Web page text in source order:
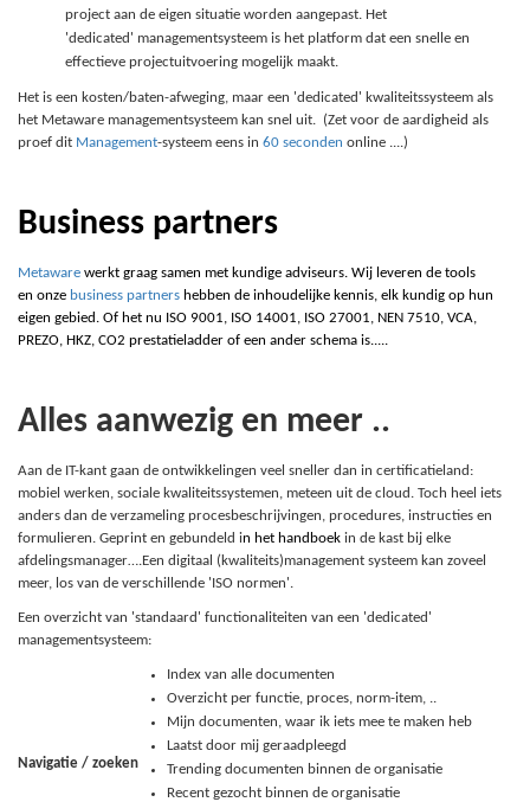
project aan de eigen situatie worden aangepast. Het
'dedicated' managementsysteem is het platform dat een snelle en
effectieve projectuitvoering mogelijk maakt.
Het is een kosten/baten-afweging, maar een 'dedicated' kwaliteitssysteem als
het Metaware managementsysteem kan snel uit. (Zet voor de aardigheid als
proef dit Management-systeem eens in 60 seconden online ....)
Business partners
Metaware werkt graag samen met kundige adviseurs. Wij leveren de tools
en onze business partners hebben de inhoudelijke kennis, elk kundig op hun
eigen gebied. Of het nu ISO 9001, ISO 14001, ISO 27001, NEN 7510, VCA,
PREZO, HKZ, CO2 prestatieladder of een ander schema is.....
Alles aanwezig en meer ..
Aan de IT-kant gaan de ontwikkelingen veel sneller dan in certificatieland:
mobiel werken, sociale kwaliteitssystemen, meteen uit de cloud. Toch heel iets
anders dan de verzameling procesbeschrijvingen, procedures, instructies en
formulieren. Geprint en gebundeld in het handboek in de kast bij elke
afdelingsmanager….Een digitaal (kwaliteits)management systeem kan zoveel
meer, los van de verschillende 'ISO normen'.
Een overzicht van 'standaard' functionaliteiten van een 'dedicated'
managementsysteem:
Navigatie / zoeken
Index van alle documenten
Overzicht per functie, proces, norm-item, ..
Mijn documenten, waar ik iets mee te maken heb
Laatst door mij geraadpleegd
Trending documenten binnen de organisatie
Recent gezocht binnen de organisatie